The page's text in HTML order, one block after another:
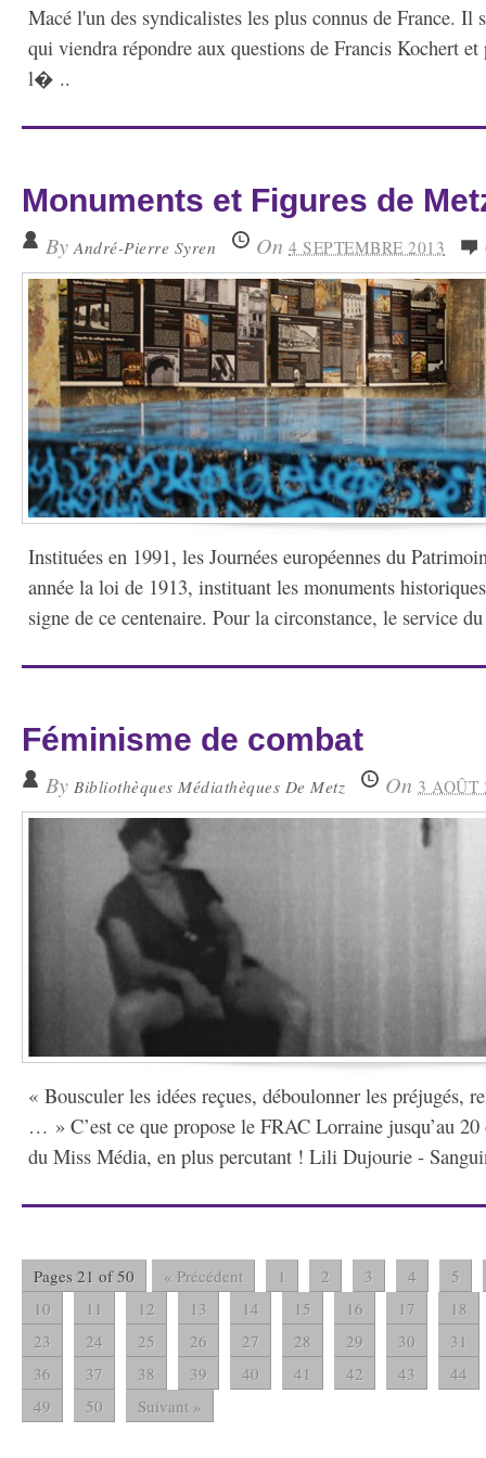
Macé l'un des syndicalistes les plus connus de France. Il
qui viendra répondre aux questions de Francis Kochert
l� ..
Monuments et Figures de
By André-Pierre Syren On 4 SEPTEMBRE 2013
Instituées en 1991, les Journées européennes du
année la loi de 1913, instituant les monuments
signe de ce centenaire. Pour la circonstance, le service
Féminisme de combat
By Bibliothèques Médiathèques De Metz On 3 AOÛT
« Bousculer les idées reçues, déboulonner les préjugés,
… » C’est ce que propose le FRAC Lorraine jusqu’au
du Miss Média, en plus percutant ! Lili Dujourie -
Pages 21 of 50 « Précédent 1 2 3 4
5
10
11 12 13 14 15 16 17
18
23
24 25 26 27 28 29 30
31
36
37 38 39 40 41 42 43
44
49
50 Suivant »